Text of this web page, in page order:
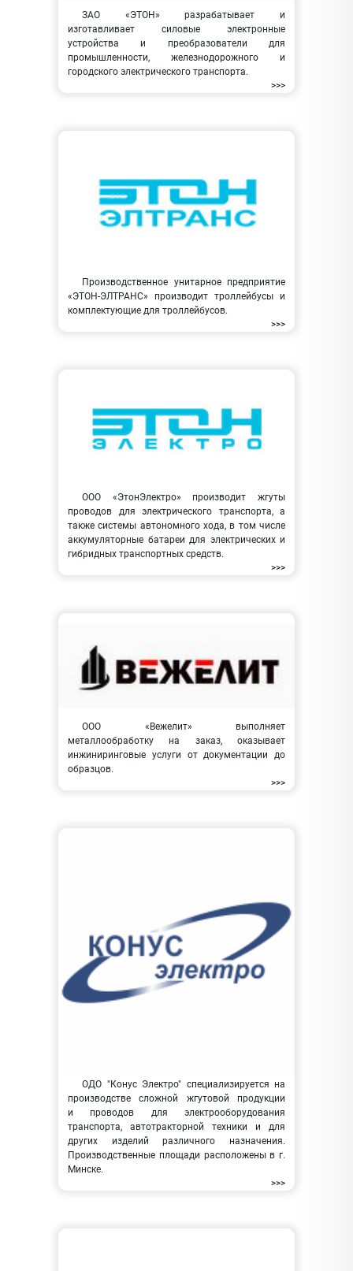
ЗАО «ЭТОН» разрабатывает и
изготавливает силовые электронные
устройства и преобразователи для
промышленности, железнодорожного и
городского электрического транспорта.
>>>
Производственное унитарное предприятие
«ЭТОН-ЭЛТРАНС» производит троллейбусы и
комплектующие для троллейбусов.
>>>
ООО «ЭтонЭлектро» производит жгуты
проводов для электрического транспорта, а
также системы автономного хода, в том числе
аккумуляторные батареи для электрических и
гибридных транспортных средств.
>>>
ООО «Вежелит» выполняет
металлообработку на заказ, оказывает
инжиниринговые услуги от документации до
образцов.
>>>
ОДО "Конус Электро" специализируется на
производстве сложной жгутовой продукции
и проводов для электрооборудования
транспорта, автотракторной техники и для
других изделий различного назначения.
Производственные площади расположены в г.
Минске.
>>>